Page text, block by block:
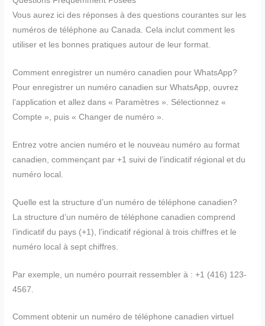
Vous aurez ici des réponses à des questions courantes sur les
numéros de téléphone au Canada. Cela inclut comment les
utiliser et les bonnes pratiques autour de leur format.
Comment enregistrer un numéro canadien pour WhatsApp?
Pour enregistrer un numéro canadien sur WhatsApp, ouvrez
l’application et allez dans « Paramètres ». Sélectionnez «
Compte », puis « Changer de numéro ».
Entrez votre ancien numéro et le nouveau numéro au format
canadien, commençant par +1 suivi de l’indicatif régional et du
numéro local.
Quelle est la structure d’un numéro de téléphone canadien?
La structure d’un numéro de téléphone canadien comprend
l’indicatif du pays (+1), l’indicatif régional à trois chiffres et le
numéro local à sept chiffres.
Par exemple, un numéro pourrait ressembler à : +1 (416) 123-
4567.
Comment obtenir un numéro de téléphone canadien virtuel